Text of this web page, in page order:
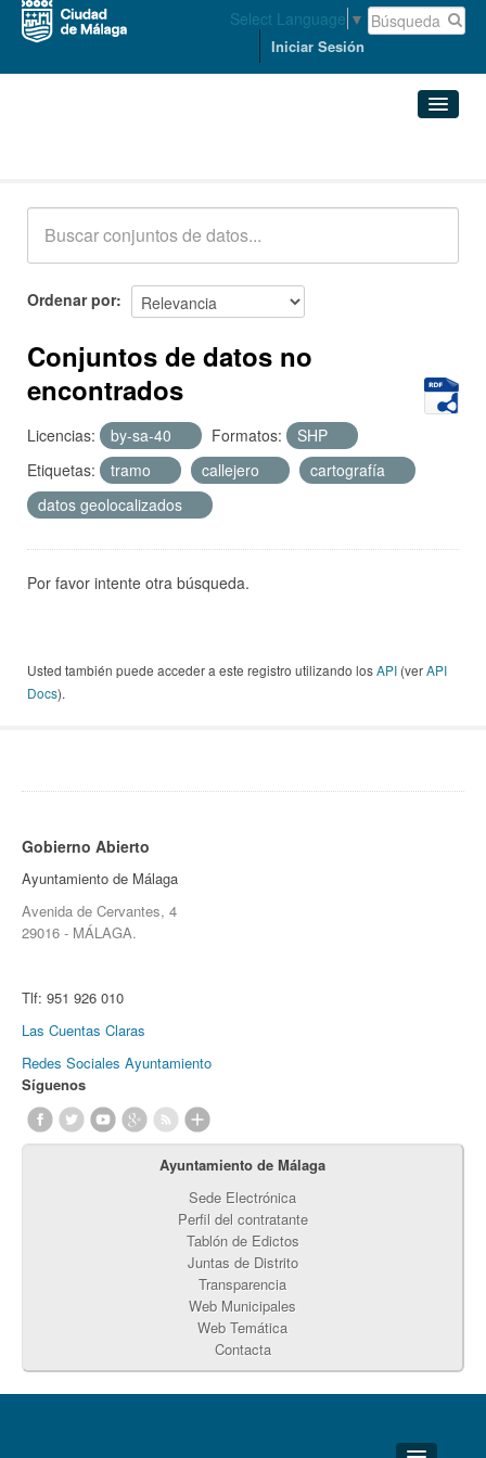
Select Language ▼
Iniciar Sesión
Acerca de
Ordenar por
Conjuntos de datos no
encontrados
Licencias: by-sa-40 Formatos:
SHP
Etiquetas:
tramo callejero
cartografía
datos geolocalizados
Por favor intente otra búsqueda.
Usted también puede acceder a este registro utilizando losAPI (verAPI
Docs).
Gobierno Abierto
Ayuntamiento de Málaga
Avenida de Cervantes, 4
29016 - MÁLAGA.
Tlf: 951 926 010
Las Cuentas Claras
Redes Sociales Ayuntamiento
Síguenos
Ayuntamiento de Málaga
Sede Electrónica
Perfil del contratante
Tablón de Edictos
Juntas de Distrito
Transparencia
Web Municipales
Web Temática
Contacta